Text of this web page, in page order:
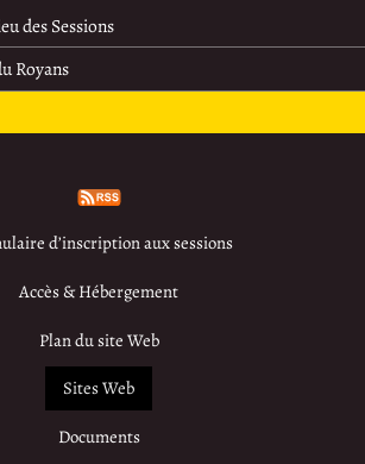
des Sessions
Royans
d’inscription aux sessions
Accès & Hébergement
Plan du site Web
Sites Web
Documents